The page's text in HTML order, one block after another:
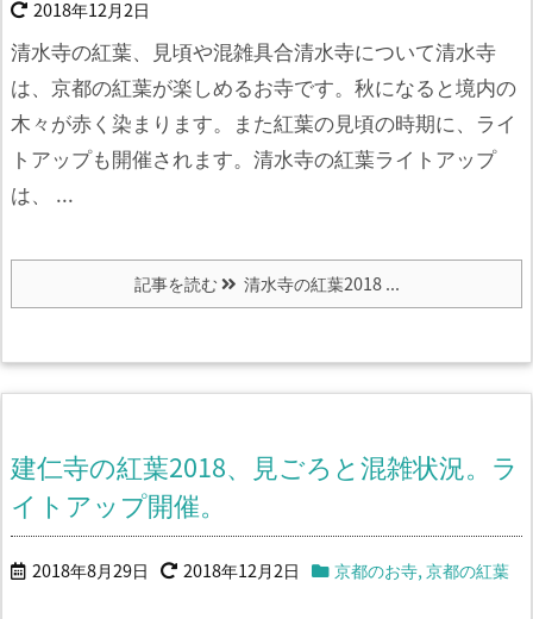
2018年12月2日
清水寺の紅葉、見頃や混雑具合清水寺について清水寺
は、京都の紅葉が楽しめるお寺です。 秋になると境内の
木々が赤く染まります。 また紅葉の見頃の時期に、ライ
トアップも開催されます。 清水寺の紅葉ライトアップ
は、 ...
記事を読む 清水寺の紅葉2018 ...
建仁寺の紅葉2018、見ごろと混雑状況。ラ
イトアップ開催。
2018年8月29日 2018年12月2日 京都のお寺,京都の紅葉